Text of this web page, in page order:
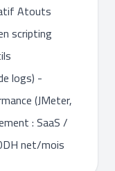
Atouts
scripting
logs) -
(JMeter,
: SaaS /
net/mois